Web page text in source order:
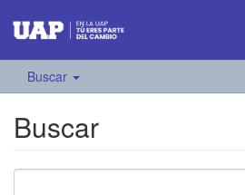
Buscar
Buscar